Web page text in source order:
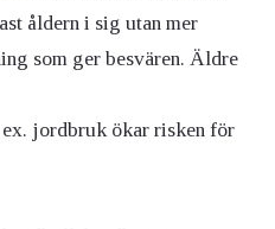
åldern i sig utan mer
som ger besvären. Äldre
jordbruk ökar risken för